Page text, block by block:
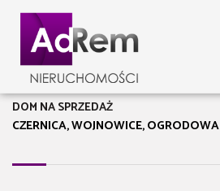
CZERNICA, WOJNOWICE, OGRODOWA
DOM NA SPRZEDAŻ